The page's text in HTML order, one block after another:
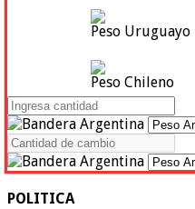
Peso Uruguayo
Peso Chileno
POLITICA